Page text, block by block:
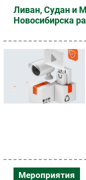
Ливан, Судан и
Новосибирска
Мероприятия